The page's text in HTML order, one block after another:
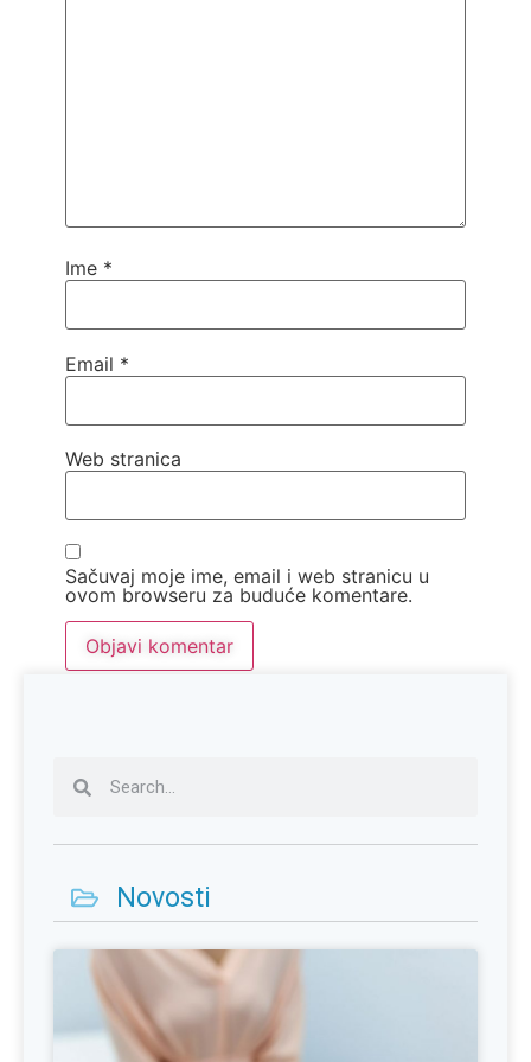
Ime *
Email *
Web stranica
Sačuvaj moje ime, email i web stranicu u
ovom browseru za buduće komentare.
Novosti